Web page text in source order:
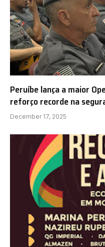
Peruíbe lança a maior
reforço recorde na
December 17, 2025